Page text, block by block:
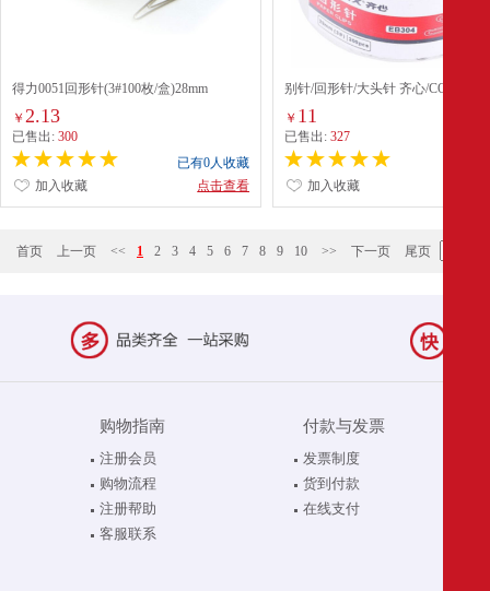
得力0051回形针(3#100枚/盒)28mm
￥ 2.13
已售出: 300
已有0人收藏
点击查看
加入收藏
别针/回形针/大头针 齐心/COMIX
￥ 11
已售出:327
加入收藏
首页 上一页 << 1 2 3 4 5 6 7 8 9 10 >> 下一页 尾页
购物指南
注册会员
购物流程
注册帮助
客服联系
付款与发票
发票制度
货到付款
在线支付